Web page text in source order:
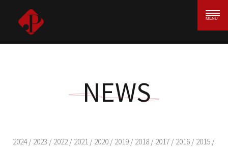
MENU
NEWS
2024/ 2023 / 2022/ 2021 / 2020 / 2019 / 2018 / 2017 / 2016 / 2015 /